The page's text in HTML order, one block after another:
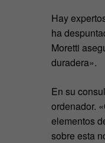
Hay
ha
Moretti
duradera».
En su
ordenador.
elementos
sobre esta